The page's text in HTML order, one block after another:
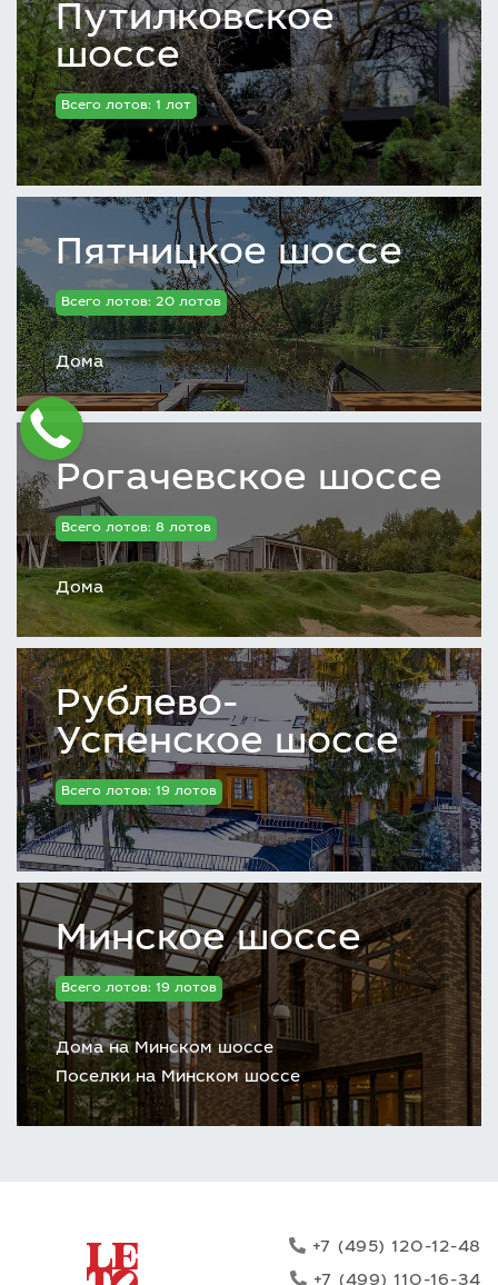
Путилковское
шоссе
Всего лотов: 1 лот
Пятницкое шоссе
Всего лотов: 20 лотов
Дома
Рогачевское шоссе
Всего лотов: 8 лотов
Дома
Рублево-
Успенское шоссе
Всего лотов: 19 лотов
Минское шоссе
Всего лотов: 19 лотов
Дома на Минском шоссе
Поселки на Минском шоссе
+7 (495) 120-12-48
+7 (499) 110-16-34